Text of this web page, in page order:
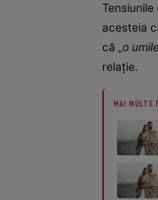
acesteia
că „o
relație.
MAI MULTE